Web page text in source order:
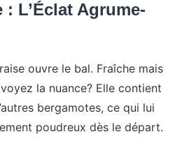
: L’Éclat Agrume-
ouvre le bal. Fraîche mais
la nuance? Elle contient
bergamotes, ce qui lui
poudreux dès le départ.